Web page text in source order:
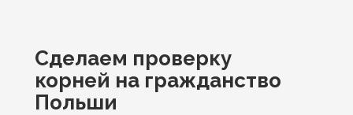
Сделаем проверку
корней на гражданство
Польши